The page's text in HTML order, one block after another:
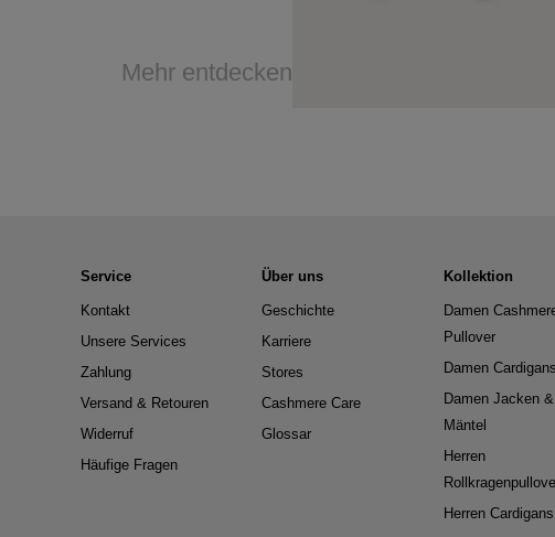
Mehr entdecken
Service
Kontakt
Unsere Services
Zahlung
Versand & Retouren
Widerruf
Häufige Fragen
Über uns
Geschichte
Karriere
Stores
Cashmere Care
Glossar
Kollektion
Damen
Pullover
Damen Cardigans
Damen Jacken &
Mäntel
Herren
Herren Cardigans